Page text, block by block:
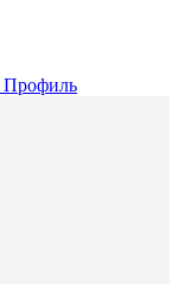
Профиль